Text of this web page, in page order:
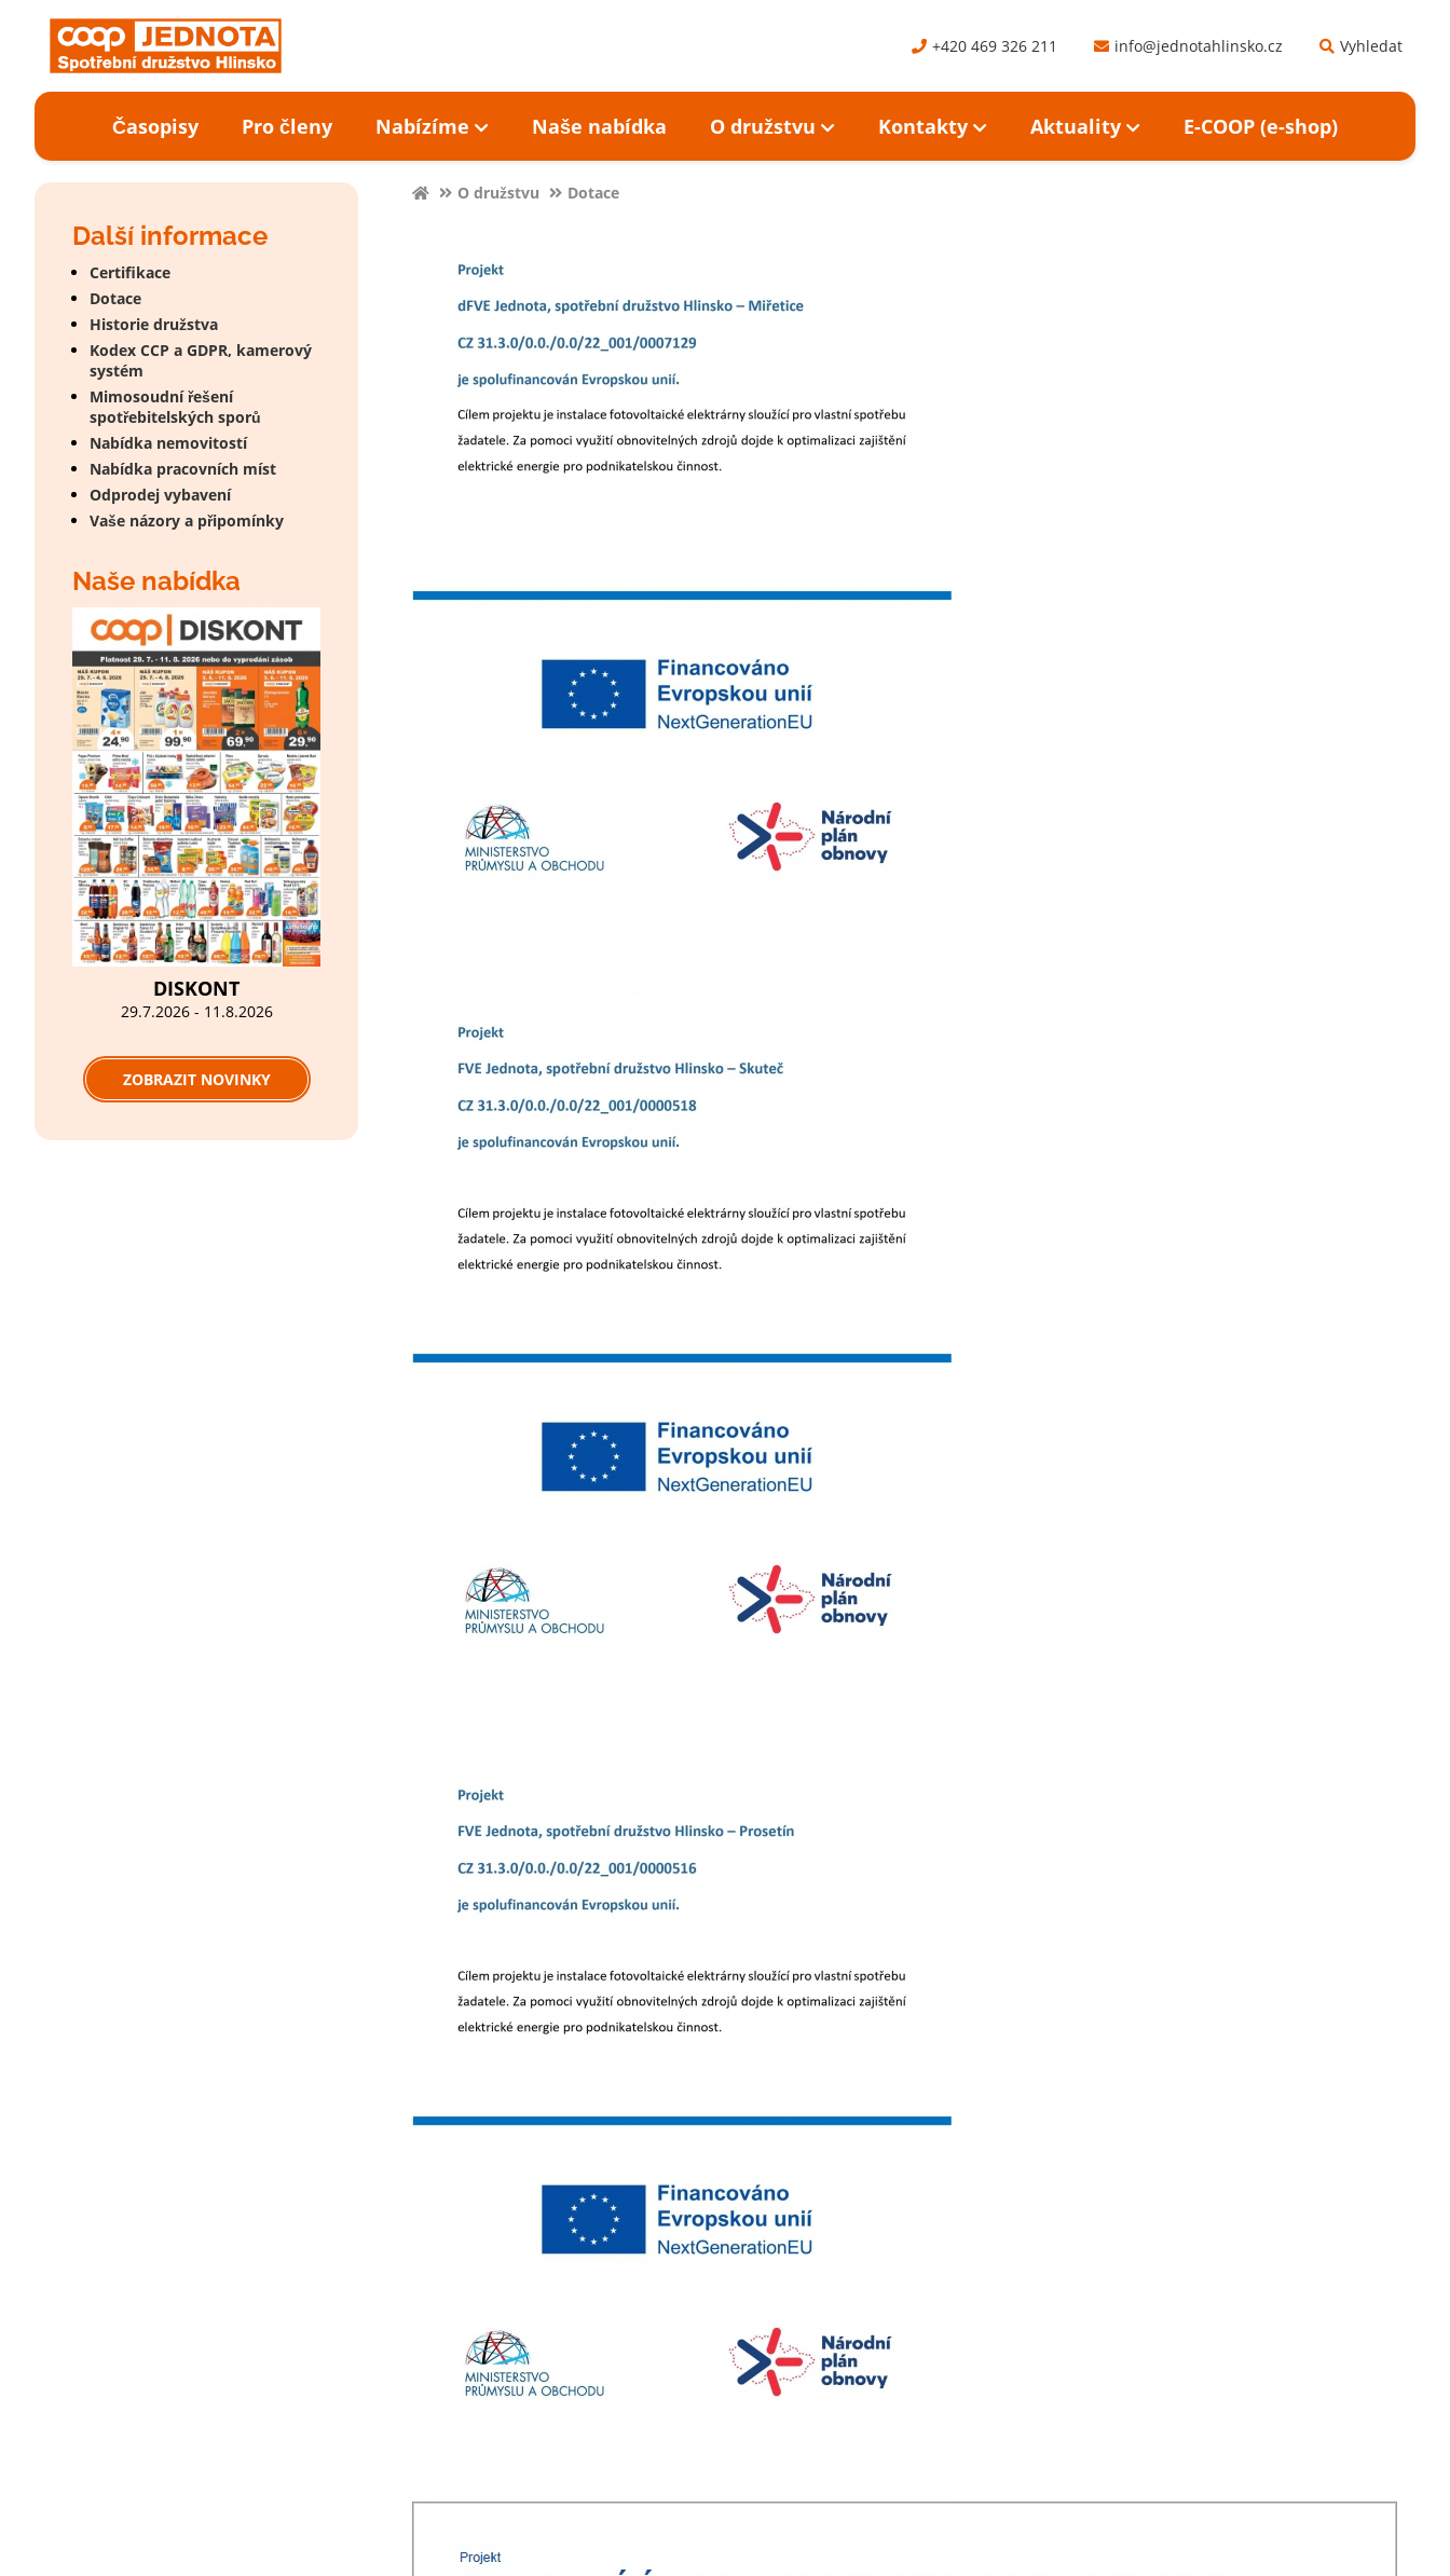
+420 469 326 211 info@jednotahlinsko.cz Vyhledat
Časopisy Pro členy Nabízíme Naše nabídka O družstvu Kontakty Aktuality E-COOP (e-shop)
Další informace
Certifikace
Dotace
Historie družstva
Kodex CCP a GDPR, kamerový
systém
Mimosoudní řešení
spotřebitelských sporů
Nabídka nemovitostí
Nabídka pracovních míst
Odprodej vybavení
Vaše názory a připomínky
Naše nabídka
DISKONT
29.7.2026 - 11.8.2026
ZOBRAZIT NOVINKY
O družstvu Dotace